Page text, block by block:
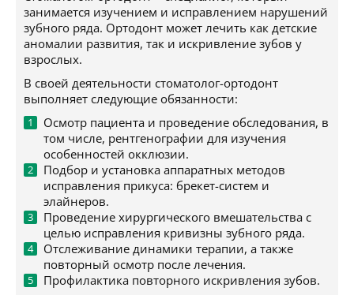
занимается изучением и исправлением нарушений
зубного ряда. Ортодонт может лечить как детские
аномалии развития, так и искривление зубов у
взрослых.
В своей деятельности стоматолог-ортодонт
выполняет следующие обязанности:
Осмотр пациента и проведение обследования, в
том числе, рентгенографии для изучения
особенностей окклюзии.
Подбор и установка аппаратных методов
исправления прикуса: брекет-систем и
элайнеров.
Проведение хирургического вмешательства с
целью исправления кривизны зубного ряда.
Отслеживание динамики терапии, а также
повторный осмотр после лечения.
Профилактика повторного искривления зубов.